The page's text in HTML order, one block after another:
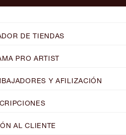
DE TIENDAS
PRO ARTIST
Y AFILIZACIÓN
AL CLIENTE